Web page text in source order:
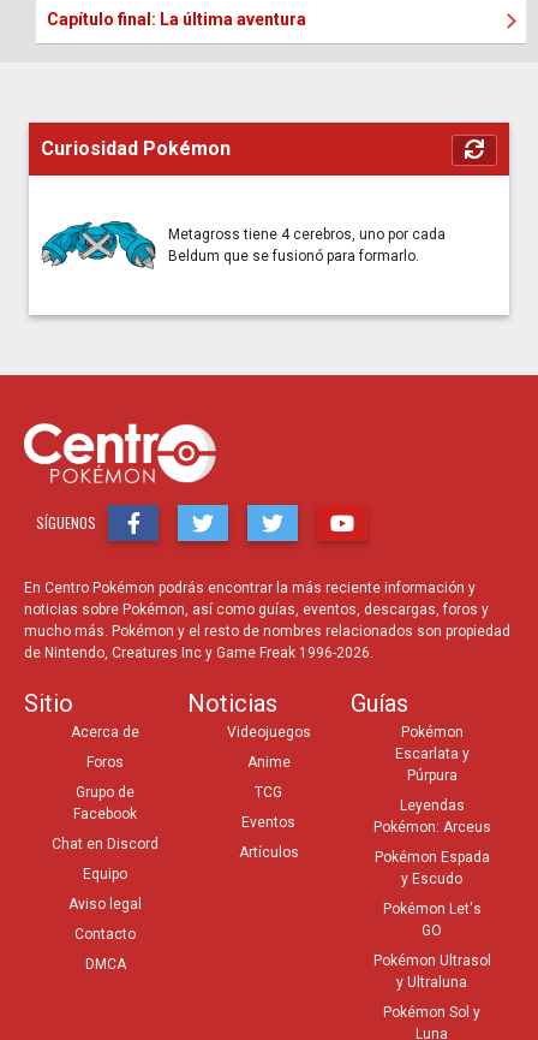
Capítulo final: La última aventura
Curiosidad Pokémon
Metagross tiene 4 cerebros, uno por cada
Beldum que se fusionó para formarlo.
SÍGUENOS
En Centro Pokémon podrás encontrar la más reciente información y
noticias sobre Pokémon, así como guías, eventos, descargas, foros y
mucho más. Pokémon y el resto de nombres relacionados son propiedad
de Nintendo, Creatures Inc y Game Freak 1996-2026.
Sitio
Acerca de
Foros
Grupo de
Facebook
Chat en Discord
Equipo
Aviso legal
Contacto
DMCA
Noticias
Videojuegos
Anime
TCG
Eventos
Artículos
Guías
Pokémon
Escarlata y
Púrpura
Leyendas
Pokémon: Arceus
Pokémon Espada
y Escudo
Pokémon Let's
GO
Pokémon Ultrasol
y Ultraluna
Pokémon Sol y
Luna